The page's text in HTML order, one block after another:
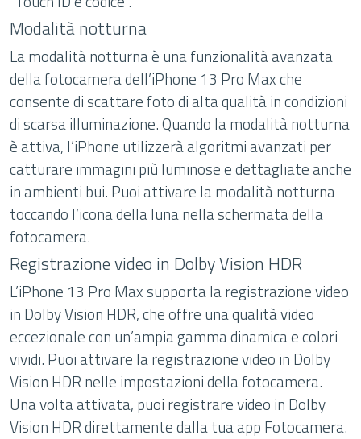
Modalità notturna
La modalità notturna è una funzionalità avanzata
della fotocamera dell’iPhone 13 Pro Max che
consente di scattare foto di alta qualità in condizioni
di scarsa illuminazione. Quando la modalità notturna
è attiva, l’iPhone utilizzerà algoritmi avanzati per
catturare immagini più luminose e dettagliate anche
in ambienti bui. Puoi attivare la modalità notturna
toccando l’icona della luna nella schermata della
fotocamera.
Registrazione video in Dolby Vision HDR
L’iPhone 13 Pro Max supporta la registrazione video
in Dolby Vision HDR, che offre una qualità video
eccezionale con un’ampia gamma dinamica e colori
vividi. Puoi attivare la registrazione video in Dolby
Vision HDR nelle impostazioni della fotocamera.
Una volta attivata, puoi registrare video in Dolby
Vision HDR direttamente dalla tua app Fotocamera.